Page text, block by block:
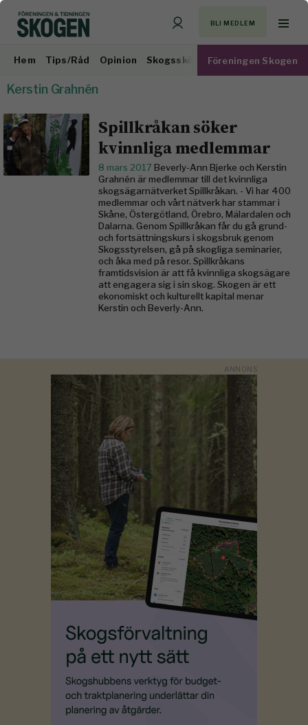
BLI MEDLEM
Hem Tips/Råd Opinion Skogsskötsel Virkesmarknad
Föreningen Skogen
Kerstin Grahnén
Spillkråkan söker
kvinnliga medlemmar
8 mars 2017 Beverly-Ann Bjerke och Kerstin
Grahnén är medlemmar till det kvinnliga
skogsägarnätverket Spillkråkan. - Vi har 400
medlemmar och vårt nätverk har stammar i
Skåne, Östergötland, Örebro, Mälardalen och
Dalarna. Genom Spillkråkan får du gå grund-
och fortsättningskurs i skogsbruk genom
Skogsstyrelsen, gå på skogliga seminarier,
och åka med på resor. Spillkråkans
framtidsvision är att få kvinnliga skogsägare
att engagera sig i sin skog. Skogen är ett
ekonomiskt och kulturellt kapital menar
Kerstin och Beverly-Ann.